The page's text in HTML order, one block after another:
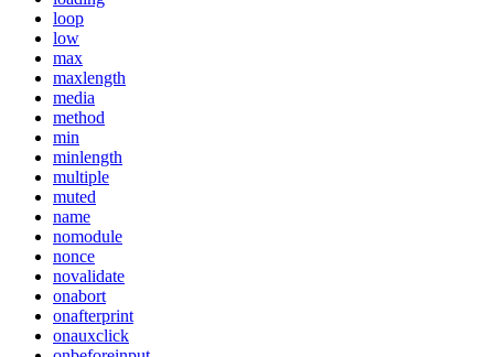
loop
low
max
maxlength
media
method
min
minlength
multiple
muted
name
nomodule
nonce
novalidate
onabort
onafterprint
onauxclick